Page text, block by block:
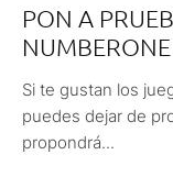
PON A
NUMBERONE
Si te gustan los
puedes dejar de
propondrá...